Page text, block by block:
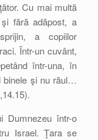
Cu mai multă
fără adăpost, a
a copiilor
Într-un cuvânt,
într-una, în
binele şi nu răul…
Dumnezeu într-o
Israel. Ţara se